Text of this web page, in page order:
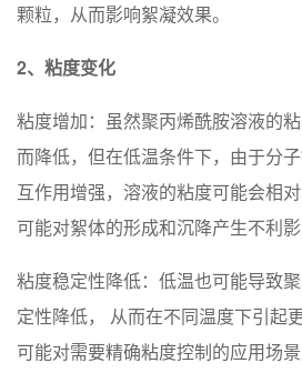
颗粒，从而影响絮凝效果。
2、粘度变化
粘度增加：虽然聚丙烯酰胺溶液的
而降低，但在低温条件下，由于分
互作用增强，溶液的粘度可能会相
可能对絮体的形成和沉降产生不利影
粘度稳定性降低：低温也可能导致
定性降低， 从而在不同温度下引起
可能对需要精确粘度控制的应用场